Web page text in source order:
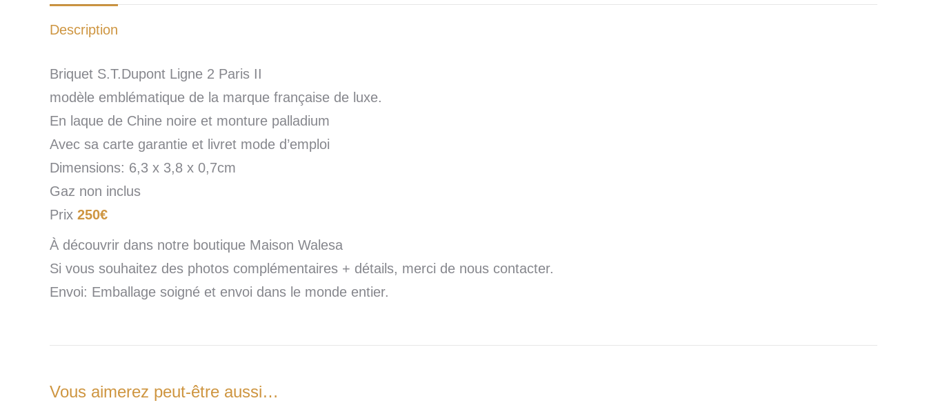
Description
Briquet S.T.Dupont Ligne 2 Paris II
modèle emblématique de la marque française de luxe.
En laque de Chine noire et monture palladium
Avec sa carte garantie et livret mode d’emploi
Dimensions: 6,3 x 3,8 x 0,7cm
Gaz non inclus
Prix 250€
À découvrir dans notre boutique Maison Walesa
Si vous souhaitez des photos complémentaires + détails, merci de nous contacter.
Envoi: Emballage soigné et envoi dans le monde entier.
Vous aimerez peut-être aussi…